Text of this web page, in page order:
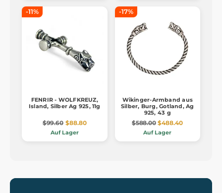
-11%
FENRIR - WOLFKREUZ,
Island, Silber Ag 925, 11g
$99.60 $88.80
Auf Lager
-17%
Wikinger-Armband aus
Silber, Burg, Gotland, Ag
925, 43 g
$588.00 $488.40
Auf Lager